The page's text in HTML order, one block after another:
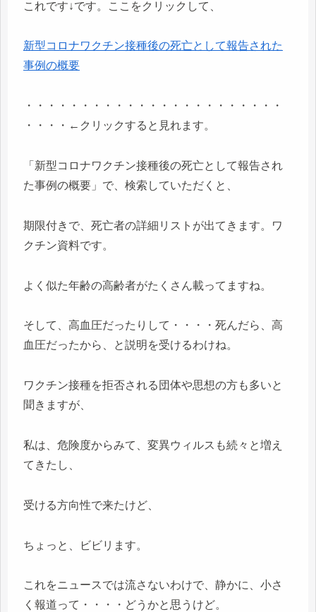
これです↓です。ここをクリックして、
新型コロナワクチン接種後の死亡として報告された
事例の概要
・・・・・・・・・・・・・・・・・・・・・・・
・・・・←クリックすると見れます。
「新型コロナワクチン接種後の死亡として報告され
た事例の概要」で、検索していただくと、
期限付きで、死亡者の詳細リストが出てきます。ワ
クチン資料です。
よく似た年齢の高齢者がたくさん載ってますね。
そして、高血圧だったりして・・・・死んだら、高
血圧だったから、と説明を受けるわけね。
ワクチン接種を拒否される団体や思想の方も多いと
聞きますが、
私は、危険度からみて、変異ウィルスも続々と増え
てきたし、
受ける方向性で来たけど、
ちょっと、ビビリます。
これをニュースでは流さないわけで、静かに、小さ
く報道って・・・・どうかと思うけど。